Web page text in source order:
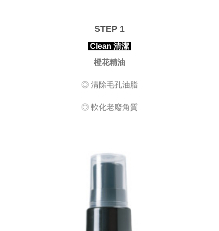
STEP 1
Clean 清潔
橙花精油
◎ 清除毛孔油脂
◎ 軟化老廢角質